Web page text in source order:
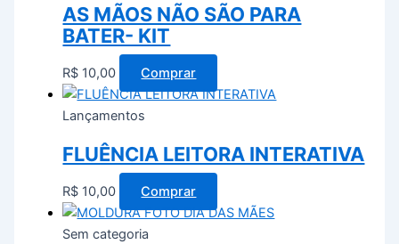
AS MÃOS NÃO SÃO PARA
BATER- KIT
R$ 10,00 Comprar
Lançamentos
FLUÊNCIA LEITORA INTERATIVA
R$ 10,00 Comprar
Sem categoria